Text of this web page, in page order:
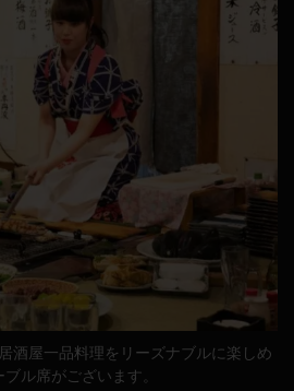
酒屋一品料理をリーズナブルに楽しめ
ル席がございます。